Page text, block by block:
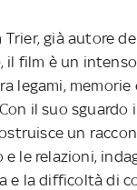
già autore de
, il film è un
legami,
il suo sguardo
un
le relazioni,
e la difficoltà di